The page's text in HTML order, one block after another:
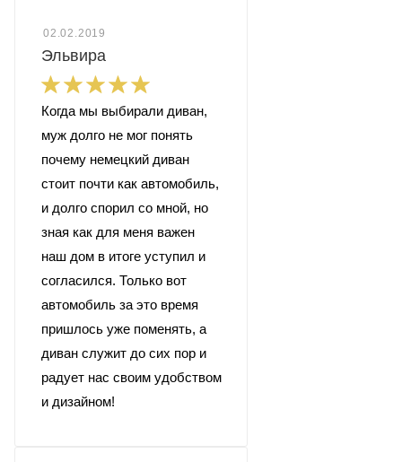
02.02.2019
Эльвира
Когда мы выбирали диван,
муж долго не мог понять
почему немецкий диван
стоит почти как автомобиль,
и долго спорил со мной, но
зная как для меня важен
наш дом в итоге уступил и
согласился. Только вот
автомобиль за это время
пришлось уже поменять, а
диван служит до сих пор и
радует нас своим удобством
и дизайном!